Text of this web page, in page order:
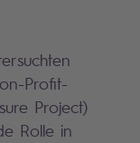
Profit-
Project)
Rolle in